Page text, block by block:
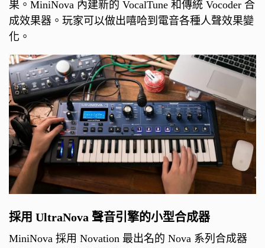
果。MiniNova 內建新的 VocalTune 和傳統 Vocoder 合
成效果器。玩家可以做出嘻哈到電音各種人聲效果變
化。
採用 UltraNova 聲音引擎的小型合成器
MiniNova 採用 Novation 最出名的 Nova 系列合成器